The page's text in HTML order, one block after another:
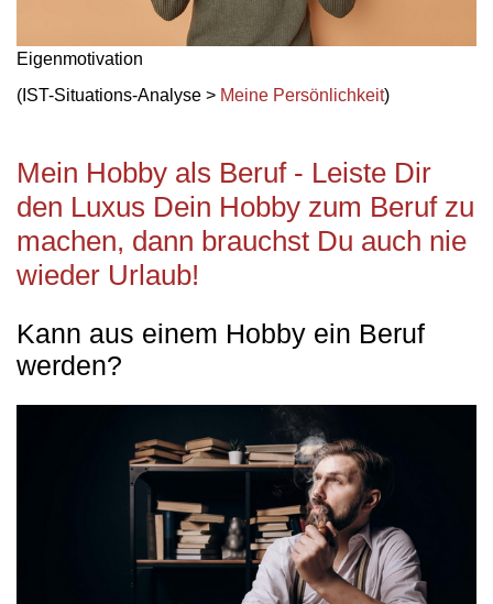
Eigenmotivation
(IST-Situations-Analyse > Meine Persönlichkeit)
Mein Hobby als Beruf - Leiste Dir
den Luxus Dein Hobby zum Beruf zu
machen, dann brauchst Du auch nie
wieder Urlaub!
Kann aus einem Hobby ein Beruf
werden?